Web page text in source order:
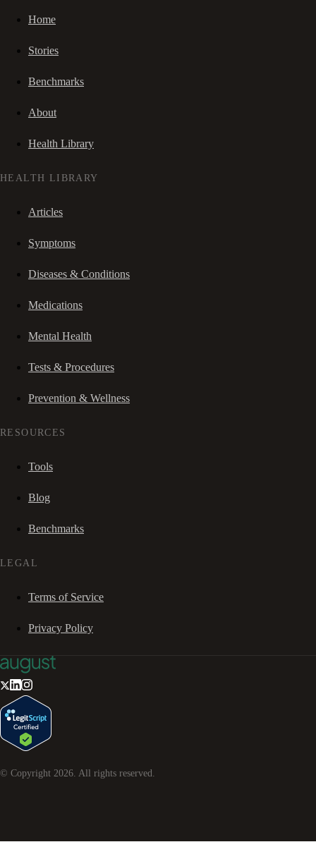
Home
Stories
Benchmarks
About
Health Library
HEALTH LIBRARY
Articles
Symptoms
Diseases & Conditions
Medications
Mental Health
Tests & Procedures
Prevention & Wellness
RESOURCES
Tools
Blog
Benchmarks
LEGAL
Terms of Service
Privacy Policy
© Copyright 2026 . All rights reserved.